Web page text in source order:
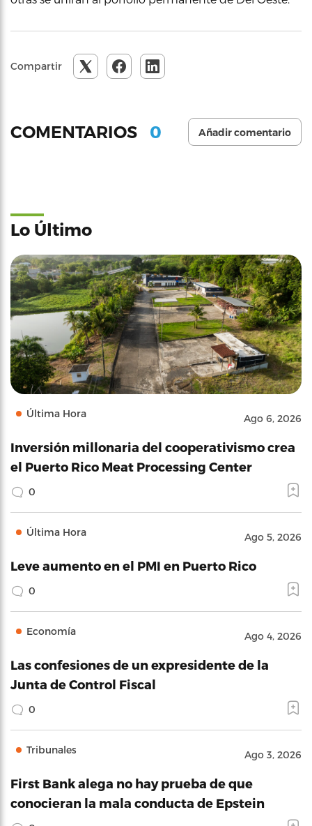
Compartir
COMENTARIOS 0 Añadir comentario
Lo Último
Última Hora Ago 6, 2026
Inversión millonaria del cooperativismo crea
el Puerto Rico Meat Processing Center
0
Última Hora Ago 5, 2026
Leve aumento en el PMI en Puerto Rico
0
Economía Ago 4, 2026
Las confesiones de un expresidente de la
Junta de Control Fiscal
0
Tribunales Ago 3, 2026
First Bank alega no hay prueba de que
conocieran la mala conducta de Epstein